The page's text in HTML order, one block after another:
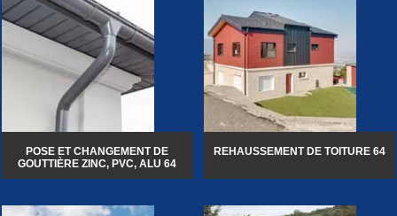
POSE ET CHANGEMENT DE
GOUTTIÈRE ZINC, PVC, ALU 64
REHAUSSEMENT DE TOITURE 64